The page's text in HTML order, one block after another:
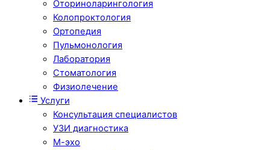
Оториноларингология
Колопроктология
Ортопедия
Пульмонология
Лаборатория
Стоматология
Физиолечение
Услуги
Консультация специалистов
УЗИ диагностика
М-эхо